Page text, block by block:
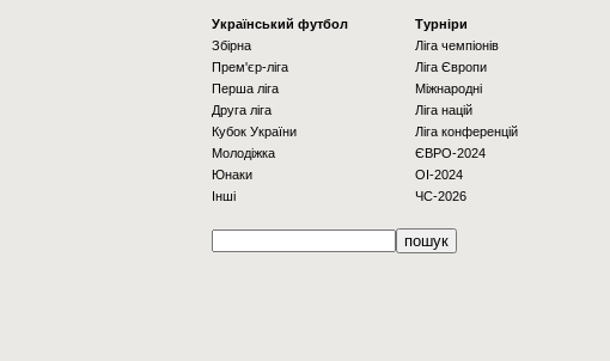
Українcький футбол
Збірна
Прем'єр-ліга
Перша ліга
Друга ліга
Кубок України
Молодіжка
Юнаки
Інші
Турніри
Ліга чемпіонів
Ліга Європи
Міжнародні
Ліга націй
Ліга конференцій
ЄВРО-2024
OI-2024
ЧС-2026